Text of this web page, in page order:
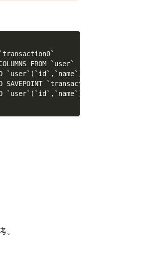
FROM `user`
`user`(`id`,`name`)
`transaction0`
`user`(`id`,`name`)
。